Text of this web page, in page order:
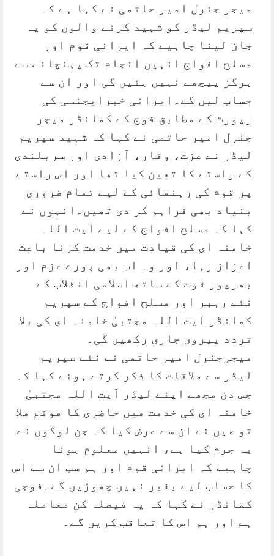
میجر جنرل امیر حاتمی نے کہا ہے کہ
سپریم لیڈر کو شہید کرنے والوں کو یہ
جان لینا چاہیے کہ ایرانی قوم اور
مسلح افواج انہیں انجام تک پہنچانے سے
ہرگز پیچھے نہیں ہٹیں گی اور ان سے
حساب لیں گے۔ایرانی خبرایجنسی کی
رپورٹ کے مطابق فوج کے کمانڈر میجر
جنرل امیر حاتمی نے کہا کہ شہید سپریم
لیڈر نے عزت، وقار، آزادی اور سربلندی
کے راستے کا تعین کیا تھا اور اس راستے
پر قوم کی رہنمائی کے لیے تمام ضروری
بنیاد بھی فراہم کر دی تھیں۔انہوں نے
کہا کہ مسلح افواج کے لیے آیت اللہ
خامنہ ای کی قیادت میں خدمت کرنا باعث
اعزاز رہا، اور وہ اب بھی پورے عزم اور
بھرپور قوت کے ساتھ اسلامی انقلاب کے
نئے رہبر اور مسلح افواج کے سپریم
کمانڈر آیت اللہ مجتبیٰ خامنہ ای کی بلا
تردد پیروی جاری رکھیں گی۔
میجرجنرل امیر حاتمی نے نئے سپریم
لیڈر سے ملاقات کا ذکر کرتے ہوئے کہا کہ
جس دن مجھے اپنے لیڈر آیت اللہ مجتبیٰ
خامنہ ای کی خدمت میں حاضری کا موقع ملا
تو میں نے ان سے عرض کیا کہ جن لوگوں نے
یہ جرم کیا ہے، انہیں معلوم ہونا
چاہیے کہ ایرانی قوم اور ہم سب ان سے اس
کا حساب لیے بغیر نہیں چھوڑیں گے۔فوجی
کمانڈر نے کہا کہ یہ فیصلہ کن معاملہ
ہے اور ہم اس کا تعاقب کریں گے۔